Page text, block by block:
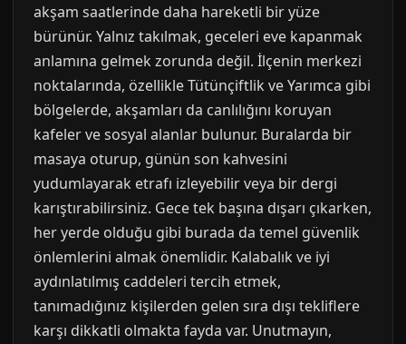
akşam saatlerinde daha hareketli bir yüze
bürünür. Yalnız takılmak, geceleri eve kapanmak
anlamına gelmek zorunda değil. İlçenin merkezi
noktalarında, özellikle Tütünçiftlik ve Yarımca gibi
bölgelerde, akşamları da canlılığını koruyan
kafeler ve sosyal alanlar bulunur. Buralarda bir
masaya oturup, günün son kahvesini
yudumlayarak etrafı izleyebilir veya bir dergi
karıştırabilirsiniz. Gece tek başına dışarı çıkarken,
her yerde olduğu gibi burada da temel güvenlik
önlemlerini almak önemlidir. Kalabalık ve iyi
aydınlatılmış caddeleri tercih etmek,
tanımadığınız kişilerden gelen sıra dışı tekliflere
karşı dikkatli olmakta fayda var. Unutmayın,